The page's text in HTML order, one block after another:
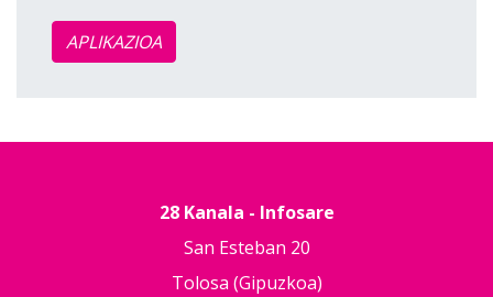
APLIKAZIOA
28 Kanala - Infosare
San Esteban 20
Tolosa (Gipuzkoa)